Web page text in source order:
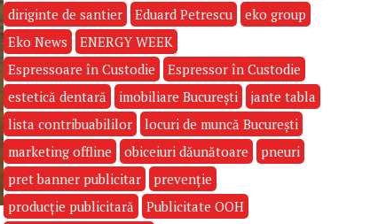
diriginte de santier
Eduard Petrescu
eko group
Eko News
ENERGY WEEK
Espressoare în Custodie
Espressor în Custodie
estetică dentară
imobiliare București
jante tabla
lista contribuabililor
locuri de muncă București
marketing offline
obiceiuri dăunătoare
pneuri
pret banner publicitar
prevenție
producție publicitară
Publicitate OOH